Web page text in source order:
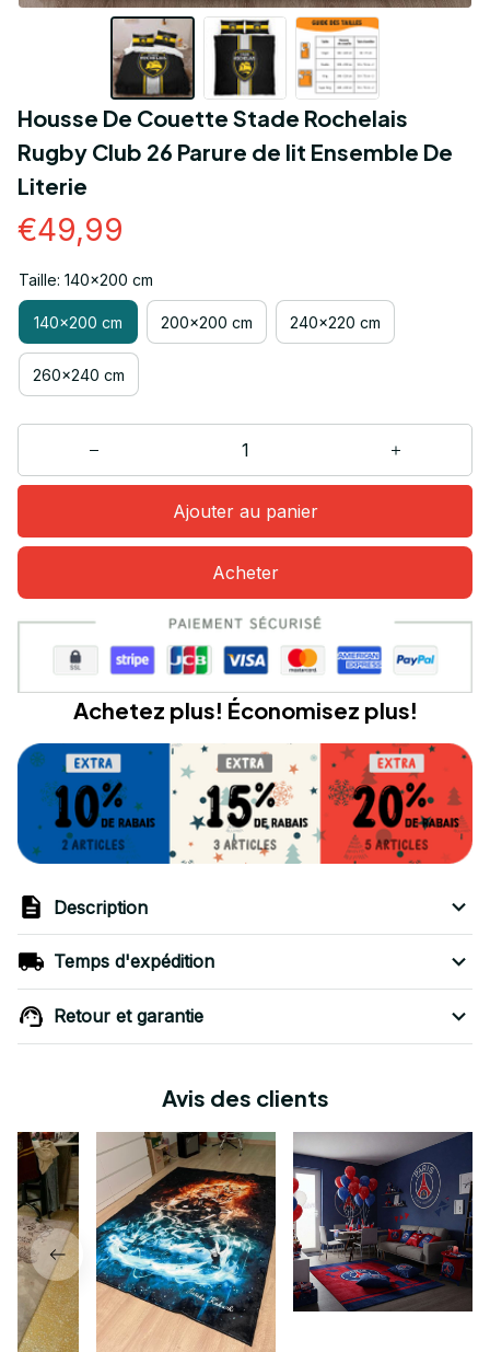
Housse De Couette Stade Rochelais
Rugby Club 26 Parure de lit Ensemble De
Literie
€49,99
Taille: 140x200 cm
140x200 cm 200x200 cm 240x220 cm
260x240 cm
Ajouter au panier
Acheter
Achetez plus! Économisez plus!
Description
Temps d'expédition
Retour et garantie
Avis des clients